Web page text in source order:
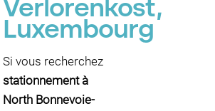
Verlorenkost,
Luxembourg
Si vous recherchez
stationnement à
North Bonnevoie-